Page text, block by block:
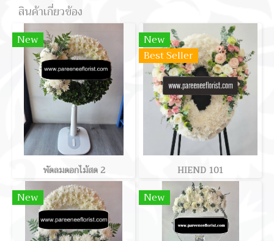
สินค้าเกี่ยวข้อง
New
พัดลมดอกไม้สด 2
New
Best Seller
HIEND 101
New New